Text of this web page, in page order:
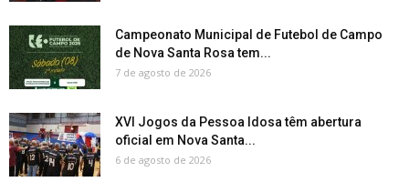
Campeonato Municipal de Futebol de Campo
de Nova Santa Rosa tem...
7 de agosto de 2026
XVI Jogos da Pessoa Idosa têm abertura
oficial em Nova Santa...
6 de agosto de 2026